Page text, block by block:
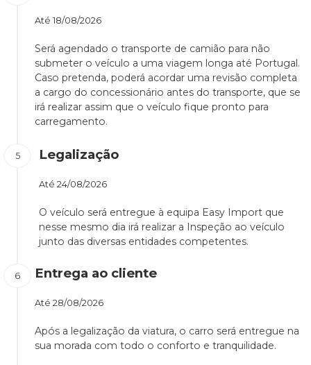
Até 18/08/2026
Será agendado o transporte de camião para não
submeter o veículo a uma viagem longa até Portugal.
Caso pretenda, poderá acordar uma revisão completa
a cargo do concessionário antes do transporte, que se
irá realizar assim que o veículo fique pronto para
carregamento.
Legalização
Até 24/08/2026
O veículo será entregue à equipa Easy Import que
nesse mesmo dia irá realizar a Inspeção ao veículo
junto das diversas entidades competentes.
Entrega ao cliente
Até 28/08/2026
Após a legalização da viatura, o carro será entregue na
sua morada com todo o conforto e tranquilidade.